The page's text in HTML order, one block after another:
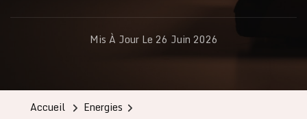
Mis À Jour Le 26 Juin 2026
Accueil
Energies